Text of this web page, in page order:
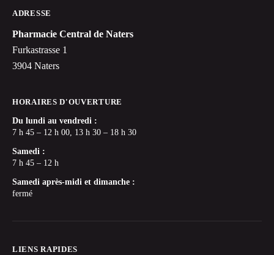
ADRESSE
Pharmacie Central de Naters
Furkastrasse 1
3904 Naters
HORAIRES D'OUVERTURE
Du lundi au vendredi :
7 h 45 – 12 h 00, 13 h 30 – 18 h 30
Samedi :
7 h 45 – 12 h
Samedi après-midi et dimanche :
fermé
LIENS RAPIDES